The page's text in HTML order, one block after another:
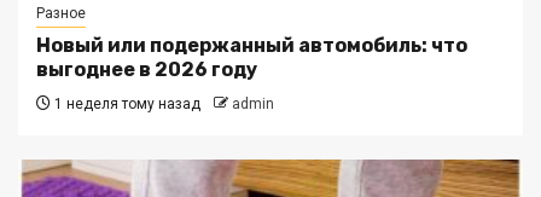
Разное
Новый или подержанный автомобиль: что
выгоднее в 2026 году
1 неделя тому назад admin